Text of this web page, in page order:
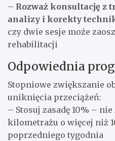
– Rozważ konsultację z
analizy i korekty
czy dwie sesje może
rehabilitacji
Odpowiednia
Stopniowe zwiększanie
uniknięcia przeciążeń:
– Stosuj zasadę 10% –
kilometrażu o więcej niż
poprzedniego tygodnia